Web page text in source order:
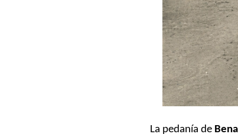
La pedanía de